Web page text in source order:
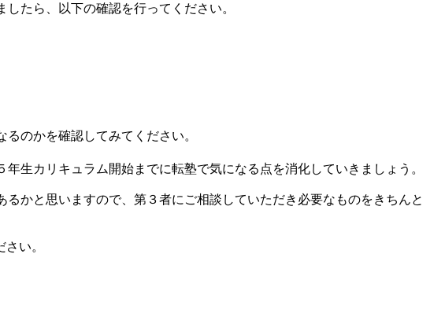
たら、以下の確認を行ってください。
のかを確認してみてください。
生カリキュラム開始までに転塾で気になる点を消化していきましょう。
かと思いますので、第３者にご相談していただき必要なものをきちんと
い。